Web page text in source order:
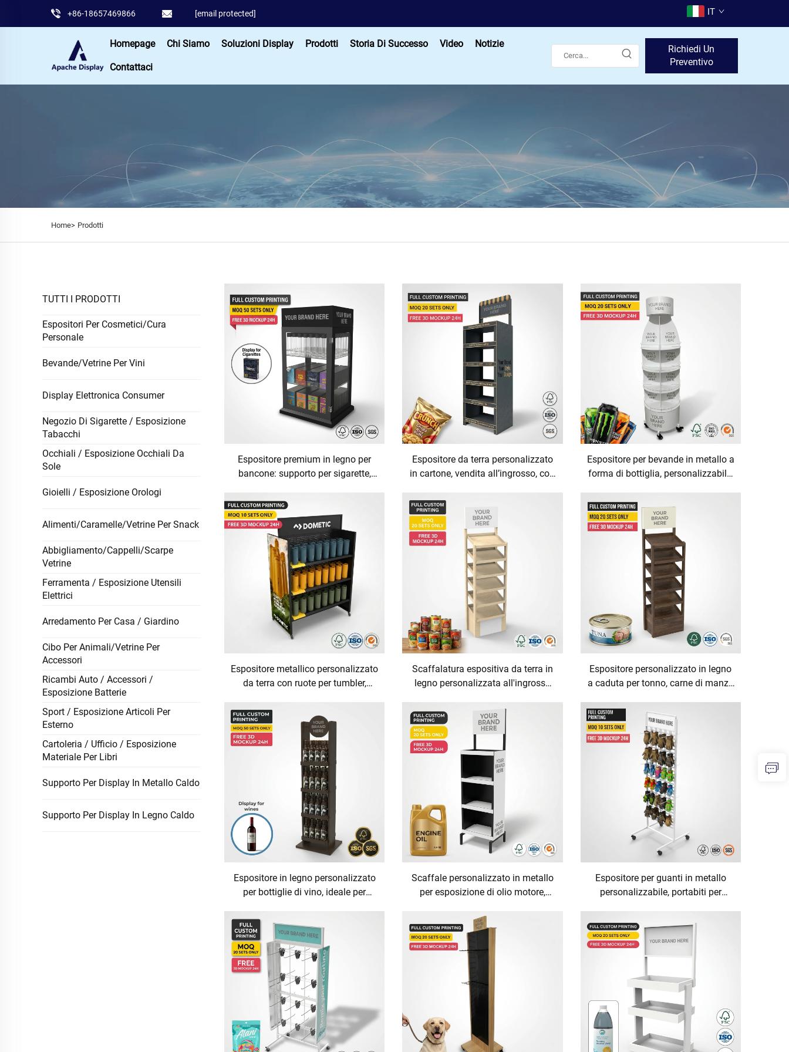
+86-18657469866 [email protected] IT
Homepage Chi Siamo Soluzioni Display Prodotti Storia Di Successo Video Notizie
Contattaci
Richiedi Un
Preventivo
Home> Prodotti
TUTTI I PRODOTTI
Espositori Per Cosmetici/Cura
Personale
Bevande/Vetrine Per Vini
Display Elettronica Consumer
Negozio Di Sigarette / Esposizione
Tabacchi
Occhiali / Esposizione Occhiali Da
Sole
Gioielli / Esposizione Orologi
Alimenti/Caramelle/Vetrine Per Snack
Abbigliamento/Cappelli/Scarpe
Vetrine
Ferramenta / Esposizione Utensili
Elettrici
Arredamento Per Casa / Giardino
Cibo Per Animali/Vetrine Per
Accessori
Ricambi Auto / Accessori /
Esposizione Batterie
Sport / Esposizione Articoli Per
Esterno
Cartoleria / Ufficio / Esposizione
Materiale Per Libri
Supporto Per Display In Metallo Caldo
Supporto Per Display In Legno Caldo
Espositore premium in legno per
bancone: supporto per sigarette,
tabaccherie e negozi specializzati
in articoli per fumatori
Espositore da terra personalizzato
in cartone, vendita all’ingrosso, con
caramelle, patatine fritte, snack,
patate dolci, chips di banana,
alimenti soffiati, scaffale per la
vendita al dettaglio, produzione su
ordinazione (OEM)
Espositore per bevande in metallo a
forma di bottiglia, personalizzabile,
bibite gassate e acqua frizzante,
espositore mobile da terra con
ruote, produzione su ordinazione
(OEM)
Espositore metallico personalizzato
da terra con ruote per tumbler,
consumo, adatto a negozi al
dettaglio e supermercati
Scaffalatura espositiva da terra in
legno personalizzata all'ingrosso
in scatola e vasetti, sistema FIFO,
organizzatore sostenibile per
scaffali di alimenti biologici e per la
vendita al dettaglio
Espositore personalizzato in legno
a caduta per tonno, carne di manzo
ricarica automatica per negozi al
dettaglio, scaffale ecologico in
compensato
Espositore in legno personalizzato
per bottiglie di vino, ideale per
vetrina per vino con spazio per logo
del marchio, destinata a liquori
Scaffale personalizzato in metallo
per esposizione di olio motore,
lubrificante, scaffale per vendita al
dettaglio di olio per motori, scaffale
da pavimento per stazioni di
servizio
Espositore per guanti in metallo
personalizzabile, portabiti per
autonomo e portatile per negozi al
dettaglio e boutique